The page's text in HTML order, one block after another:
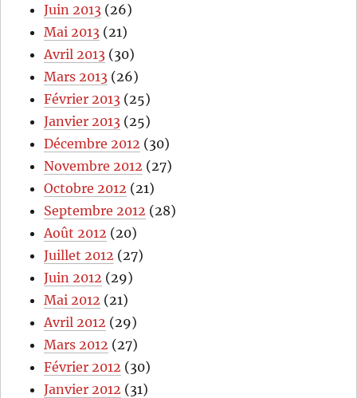
Juin 2013 (26)
Mai 2013 (21)
Avril 2013 (30)
Mars 2013 (26)
Février 2013 (25)
Janvier 2013 (25)
Décembre 2012 (30)
Novembre 2012 (27)
Octobre 2012 (21)
Septembre 2012 (28)
Août 2012 (20)
Juillet 2012 (27)
Juin 2012 (29)
Mai 2012 (21)
Avril 2012 (29)
Mars 2012 (27)
Février 2012 (30)
Janvier 2012 (31)